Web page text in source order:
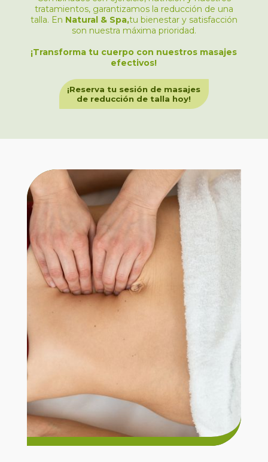
tratamientos, garantizamos la reducción de una
talla. En Natural & Spa,tu bienestar y satisfacción
son nuestra máxima prioridad.
¡Transforma tu cuerpo con nuestros masajes
efectivos!
¡Reserva tu sesión de masajes
de reducción de talla hoy!